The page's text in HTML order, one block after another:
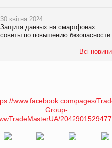
30 квітня 2024
Защита данных на смартфонах:
советы по повышению безопасности
Всі новини